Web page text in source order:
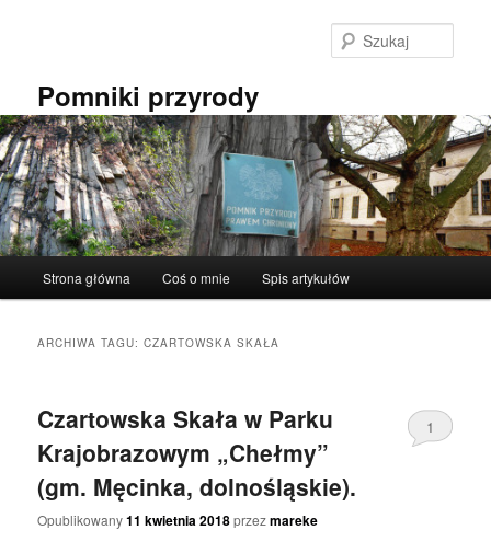
Pomniki przyrody
Strona główna Coś o mnie Spis artykułów
ARCHIWA TAGU:CZARTOWSKA SKAŁA
Czartowska Skała w Parku
Krajobrazowym „Chełmy”
(gm. Męcinka, dolnośląskie).
Opublikowany11 kwietnia 2018przezmareke
1